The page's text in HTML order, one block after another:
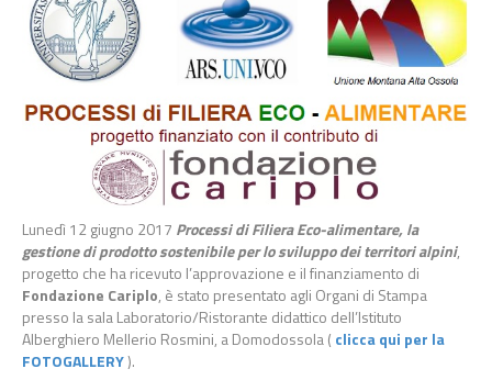
Lunedì 12 giugno 2017 Processi di Filiera Eco-alimentare, la
gestione di prodotto sostenibile per lo sviluppo dei territori alpini,
progetto che ha ricevuto l’approvazione e il finanziamento di
Fondazione Cariplo, è stato presentato agli Organi di Stampa
presso la sala Laboratorio/Ristorante didattico dell’Istituto
Alberghiero Mellerio Rosmini, a Domodossola ( clicca qui per la
FOTOGALLERY).